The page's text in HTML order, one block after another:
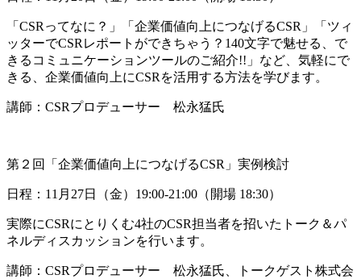
「CSRってなに？」「企業価値向上につなげるCSR」「ツィ
ッターでCSRレポートができちゃう？140文字で魅せる、で
きるコミュニケーションツールのご紹介!!」など、気軽にで
きる、企業価値向上にCSRを活用する方法を学びます。
講師：CSRプロデューサー 松永猛氏
第２回「企業価値向上につなげるCSR」実例検討
日程：11月27日（金）19:00-21:00（開場 18:30）
実際にCSRにとりくむ4社のCSR担当者を招いたトーク＆パ
ネルディスカッションを行います。
講師：CSRプロデューサー 松永猛氏、トークゲスト株式会